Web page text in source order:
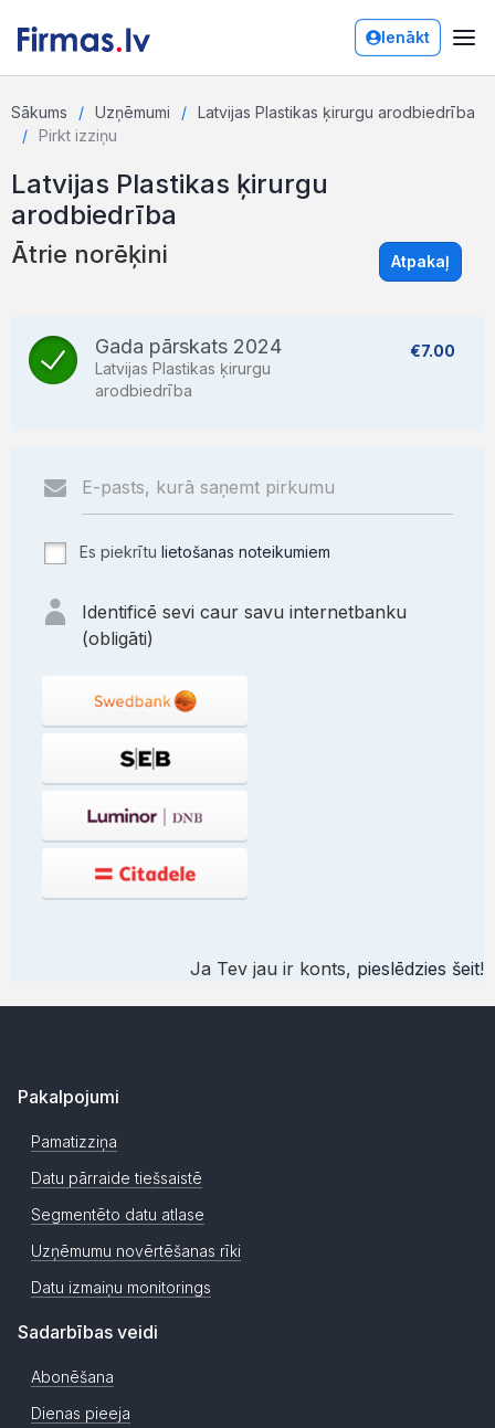
Ienākt
Sākums Uzņēmumi
Latvijas Plastikas ķirurgu arodbiedrība
Pirkt izziņu
Latvijas Plastikas ķirurgu
arodbiedrība
Ātrie norēķini Atpakaļ
Gada pārskats 2024
Latvijas Plastikas ķirurgu
arodbiedrība
€7.00
Es piekrītu lietošanas noteikumiem
Identificē sevi caur savu internetbanku
(obligāti)
Ja Tev jau ir konts, pieslēdzies šeit!
Pakalpojumi
Pamatizziņa
Datu pārraide tiešsaistē
Segmentēto datu atlase
Uzņēmumu novērtēšanas rīki
Datu izmaiņu monitorings
Sadarbības veidi
Abonēšana
Dienas pieeja